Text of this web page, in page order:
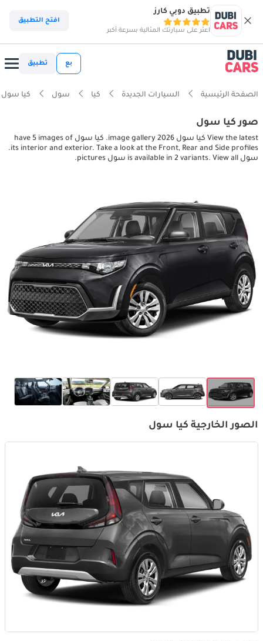
تطبيق دوبي كارز
اعثر على سيارتك المثالية بسرعة أكبر
افتح التطبيق
بع تطبيق
الصفحة الرئيسية السيارات الجديدة كيا سول كيا سول interior, exterior pictures
صور كيا سول
View the latest كيا سول 2026 image gallery. كيا سول have 5 images of
its interior and exterior. Take a look at the Front, Rear and Side profiles.
سول is available in 2 variants. View all سول pictures.
الصور الخارجية كيا سول